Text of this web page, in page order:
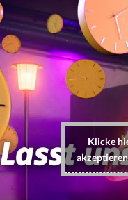
Klicke